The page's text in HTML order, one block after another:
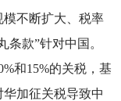
不断扩大、税率
款”针对中国。
和15%的关税，基
加征关税导致中